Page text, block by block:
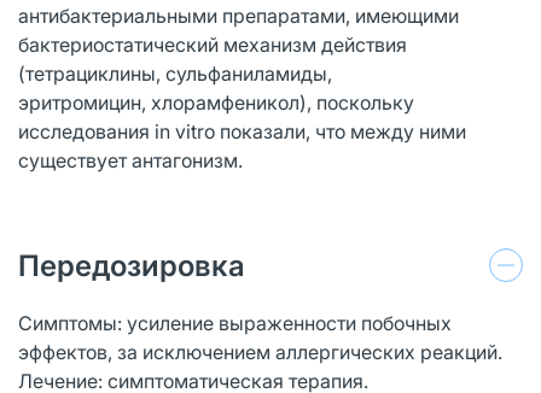
антибактериальными препаратами, имеющими
бактериостатический механизм действия
(тетрациклины, сульфаниламиды,
эритромицин, хлорамфеникол), поскольку
исследования in vitro показали, что между ними
существует антагонизм.
Передозировка
Симптомы: усиление выраженности побочных
эффектов, за исключением аллергических реакций.
Лечение: симптоматическая терапия.